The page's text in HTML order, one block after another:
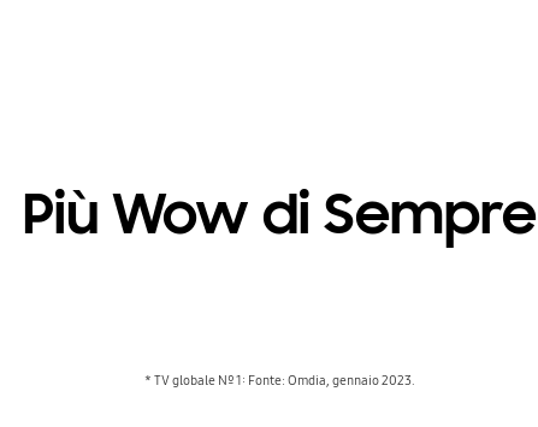
Più Wow di Sempre
* TV globale Nº 1: Fonte: Omdia, gennaio 2023.